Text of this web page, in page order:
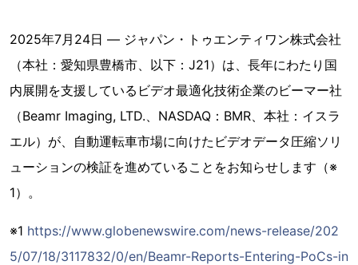
2025年7月24日 ― ジャパン・トゥエンティワン株式会社
（本社：愛知県豊橋市、以下：J21）は、長年にわたり国
内展開を支援しているビデオ最適化技術企業のビーマー社
（Beamr Imaging, LTD.、NASDAQ：BMR、本社：イスラ
エル）が、自動運転車市場に向けたビデオデータ圧縮ソリ
ューションの検証を進めていることをお知らせします（※
1）。
※1 https://www.globenewswire.com/news-release/202
5/07/18/3117832/0/en/Beamr-Reports-Entering-PoCs-in